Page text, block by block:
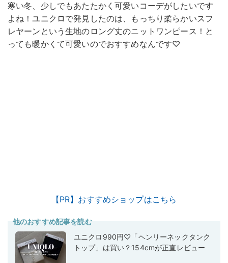
寒い冬、少しでもあたたかく可愛いコーデがしたいです
よね！ユニクロで発見したのは、もっちり柔らかいスフ
レヤーンという生地のロング丈のニットワンピース！と
っても暖かくて可愛いのでおすすめなんです♡
【PR】おすすめショップはこちら
他のおすすめ記事を読む
ユニクロ990円♡「ヘンリーネックタンク
トップ」は買い？154cmが正直レビュー